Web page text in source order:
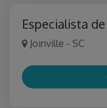
Especialista
Joinville - SC